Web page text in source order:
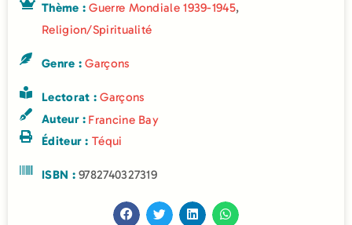
Thème :Guerre Mondiale 1939-1945,
Religion/Spiritualité
Genre :Garçons
Lectorat :Garçons
Auteur : Francine Bay
Éditeur : Téqui
ISBN :9782740327319